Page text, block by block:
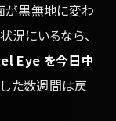
が黒無地に変わ
況にいるなら、
Eye を今日中
た数週間は戻